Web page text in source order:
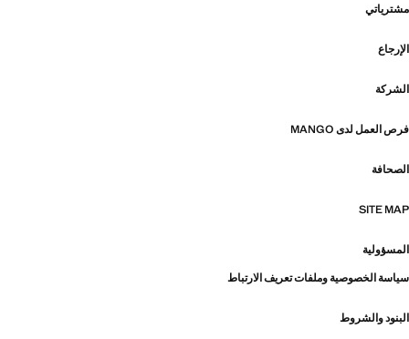
مشترياتي
الإرجاع
الشركة
فرص العمل لدى MANGO
الصحافة
SITE MAP
المسؤولية
سياسة الخصوصية وملفات تعريف الارتباط
البنود والشروط